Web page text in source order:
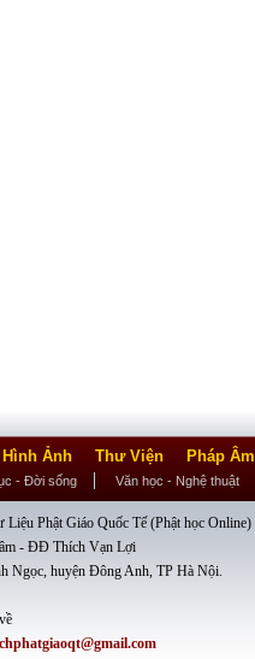
Hình Ảnh Thư Viện Pháp Âm
- Đời sống Văn học - Nghệ thuật
Phật Giáo Quốc Tế (Phật học Online)
- ĐĐ Thích Vạn Lợi
Ngọc, huyện Đông Anh, TP Hà Nội.